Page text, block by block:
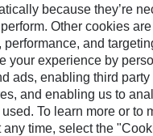
because they’re
Other cookies
performance, and
your experience by
ads, enabling third party
and enabling us to
To learn more or to
any time, select the